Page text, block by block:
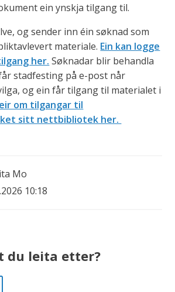
ein ynskja tilgang til.
og sender inn éin søknad som
materiale. Ein kan logge
her. Søknadar blir behandla
stadfesting på e-post når
og ein får tilgang til materialet i
om tilgangar til
sitt nettbibliotek her.
Mo
10:18
du leita etter?